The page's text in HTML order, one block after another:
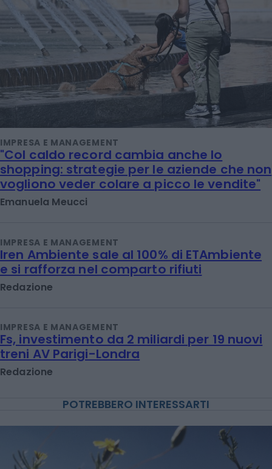
IMPRESA E MANAGEMENT
"Col caldo record cambia anche lo
shopping: strategie per le aziende che non
vogliono veder colare a picco le vendite"
Emanuela Meucci
IMPRESA E MANAGEMENT
Iren Ambiente sale al 100% di ETAmbiente
e si rafforza nel comparto rifiuti
Redazione
IMPRESA E MANAGEMENT
Fs, investimento da 2 miliardi per 19 nuovi
treni AV Parigi-Londra
Redazione
POTREBBERO INTERESSARTI